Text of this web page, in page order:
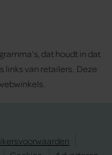
dat houdt in dat
links van retailers. Deze